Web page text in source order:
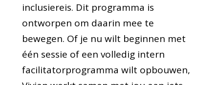
inclusiereis. Dit programma is
ontworpen om daarin mee te
bewegen. Of je nu wilt beginnen met
één sessie of een volledig intern
facilitatorprogramma wilt opbouwen,